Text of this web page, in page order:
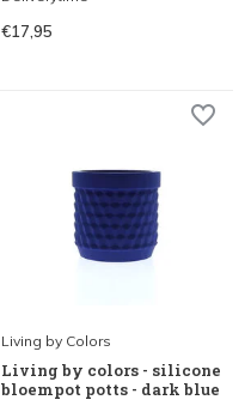
€17,95
Living by Colors
Living by colors - silicone
bloempot potts - dark blue